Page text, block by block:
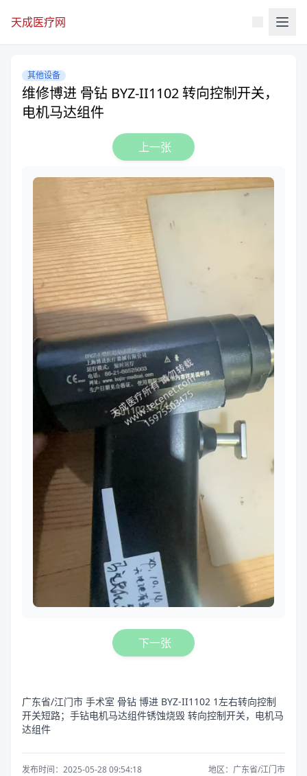
天成医疗网
其他设备
维修博进 骨钻 BYZ-II1102 转向控制开关，
电机马达组件
上一张
下一张
广东省/江门市 手术室 骨钻 博进 BYZ-II1102 1左右转向控制
开关短路；手钻电机马达组件锈蚀烧毁 转向控制开关，电机马
达组件
发布时间：2025-05-28 09:54:18 地区：广东省/江门市